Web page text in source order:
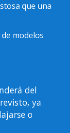
que una
modelos
del
ya
o